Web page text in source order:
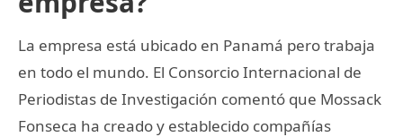
La empresa está ubicado en Panamá pero trabaja
en todo el mundo. El Consorcio Internacional de
Periodistas de Investigación comentó que Mossack
Fonseca ha creado y establecido compañías